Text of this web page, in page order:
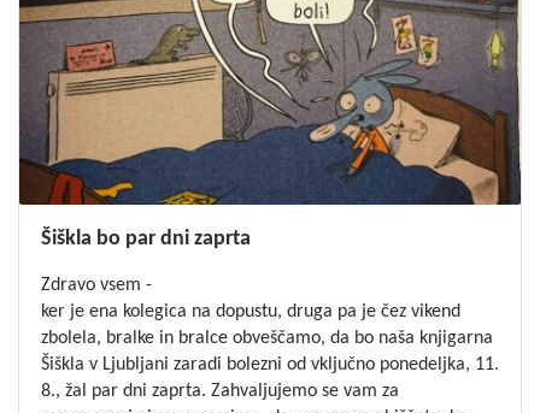
Šiškla bo par dni zaprta
Zdravo vsem -
ker je ena kolegica na dopustu, druga pa je čez vikend
zbolela, bralke in bralce obveščamo, da bo naša knjigarna
Šiškla v Ljubljani zaradi bolezni od vključno ponedeljka, 11.
8., žal par dni zaprta. Zahvaljujemo se vam za